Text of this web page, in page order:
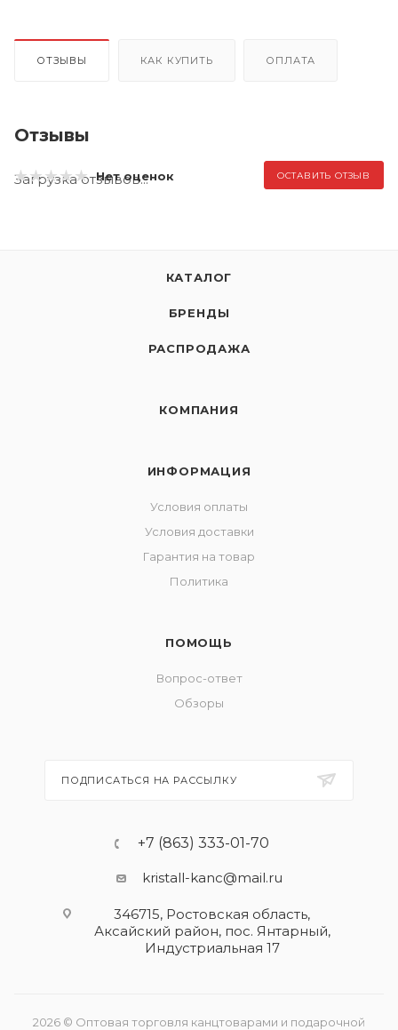
ОТЗЫВЫ КАК КУПИТЬ ОПЛАТА
Отзывы
Нет оценок ОСТАВИТЬ ОТЗЫВ
Загрузка отзывов...
КАТАЛОГ
БРЕНДЫ
РАСПРОДАЖА
КОМПАНИЯ
ИНФОРМАЦИЯ
Условия оплаты
Условия доставки
Гарантия на товар
Политика
ПОМОЩЬ
Вопрос-ответ
Обзоры
ПОДПИСАТЬСЯ НА РАССЫЛКУ
+7 (863) 333-01-70
kristall-kanc@mail.ru
346715, Ростовская область​,
Аксайский район, пос. Янтарный,
Индустриальная 17
2026 © Оптовая торговля канцтоварами и подарочной